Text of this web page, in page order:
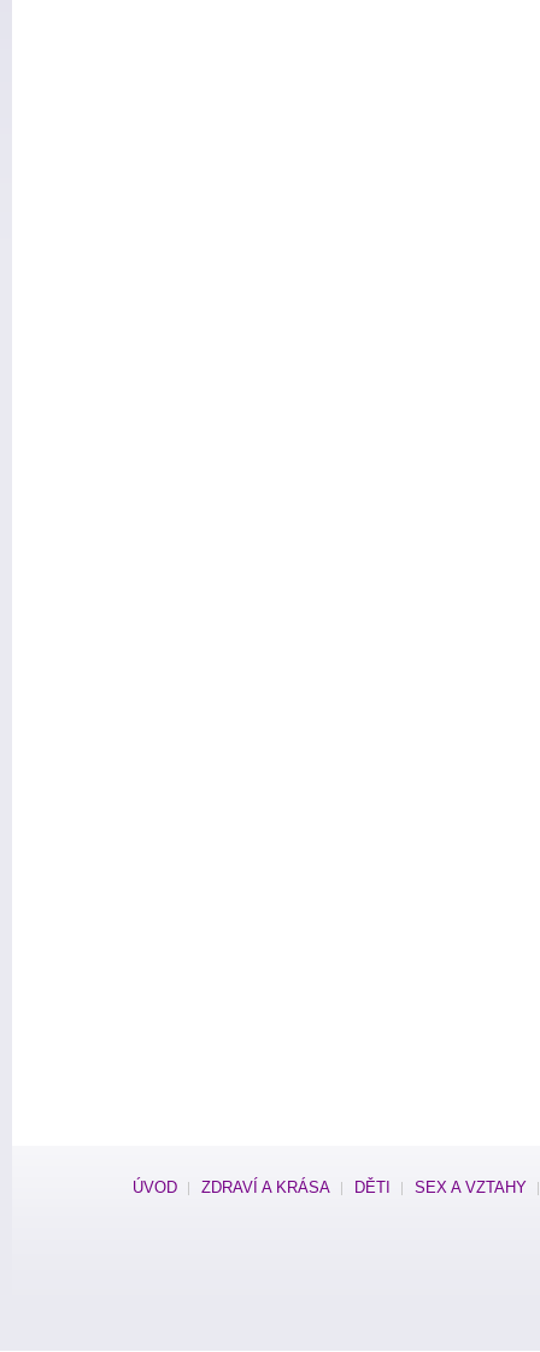
ÚVOD ZDRAVÍ A KRÁSA DĚTI SEX A VZTAHY